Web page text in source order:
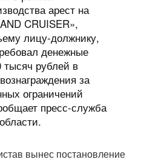
арест на
CRUISER»,
лицу-должнику,
денежные
рублей в
за
ограничений
пресс-служба
вынес постановление